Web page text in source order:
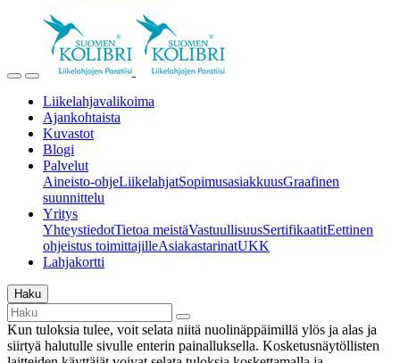
Liikelahjavalikoima
Ajankohtaista
Kuvastot
Blogi
Palvelut
Aineisto-ohjeLiikelahjatSopimusasiakkuusGraafinen
suunnittelu
Yritys
YhteystiedotTietoa meistäVastuullisuusSertifikaatitEettinen
ohjeistus toimittajilleAsiakastarinatUKK
Lahjakortti
Haku
Kun tuloksia tulee, voit selata niitä nuolinäppäimillä ylös ja alas ja
siirtyä halutulle sivulle enterin painalluksella. Kosketusnäytöllisten